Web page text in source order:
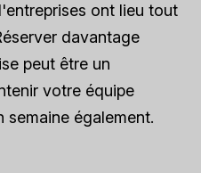
ont lieu tout
davantage
peut être un
votre équipe
semaine également.